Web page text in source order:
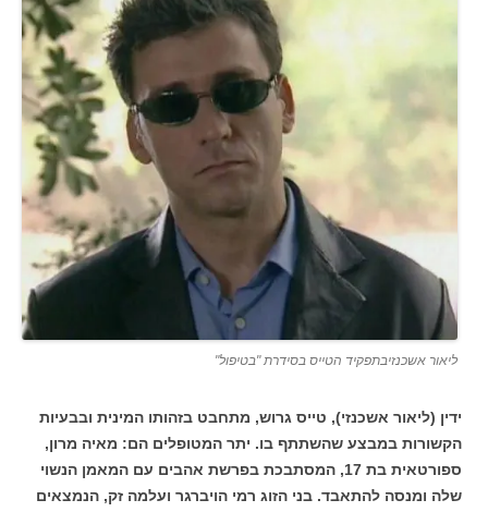
ליאור אשכנזיבתפקיד הטייס בסידרת "בטיפול"
ידין (ליאור אשכנזי), טייס גרוש, מתחבט בזהותו המינית ובבעיות
הקשורות במבצע שהשתתף בו. יתר המטופלים הם: מאיה מרון,
ספורטאית בת 17, המסתבכת בפרשת אהבים עם המאמן הנשוי
שלה ומנסה להתאבד. בני הזוג רמי הויברגר ועלמה זק, הנמצאים